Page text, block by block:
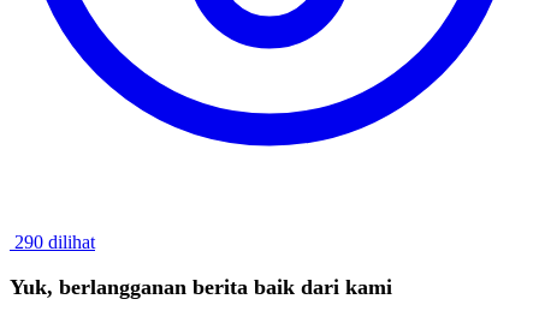
290 dilihat
Yuk, berlangganan berita baik dari kami